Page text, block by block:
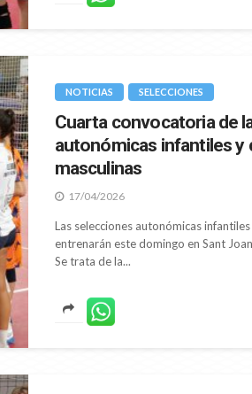
NOTICIAS SELECCIONES
Cuarta convocatoria de
autonómicas infantiles y
masculinas
17/04/2026
Las selecciones autonómicas
entrenarán este domingo en Sant
Se trata de la...